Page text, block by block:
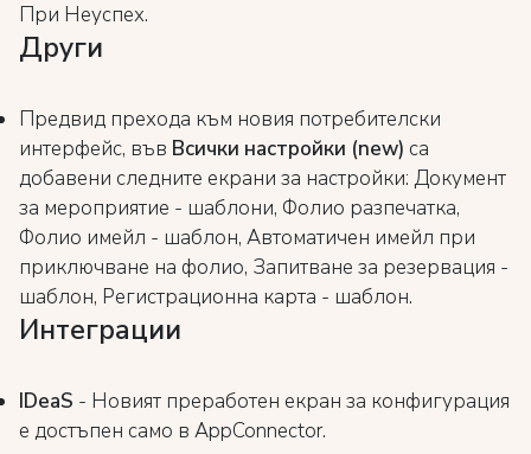
При Неуспех.
Други
Предвид прехода към новия потребителски
интерфейс, във Всички настройки (new) са
добавени следните екрани за настройки: Документ
за мероприятие - шаблони, Фолио разпечатка,
Фолио имейл - шаблон, Автоматичен имейл при
приключване на фолио, Запитване за резервация -
шаблон, Регистрационна карта - шаблон.
Интеграции
IDeaS - Новият преработен екран за конфигурация
е достъпен само в AppConnector.